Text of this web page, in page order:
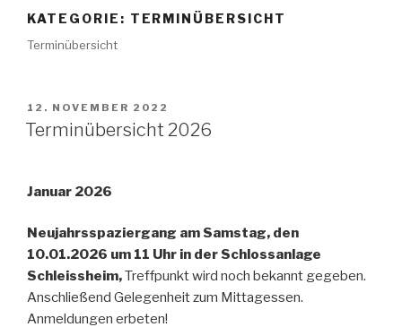
KATEGORIE: TERMINÜBERSICHT
Terminübersicht
VERÖFFENTLICHT
AM
12. NOVEMBER 2022
Terminübersicht 2026
Januar 2026
Neujahrsspaziergang am Samstag, den
10.01.2026 um 11 Uhr in der Schlossanlage
Schleissheim,Treffpunkt wird noch bekannt gegeben.
Anschließend Gelegenheit zum Mittagessen.
Anmeldungen erbeten!